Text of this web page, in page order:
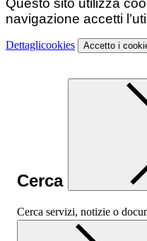
Questo sito utilizza
navigazione accetti
Dettaglicookies Accetto i
Cerca
Cerca servizi, notizie o